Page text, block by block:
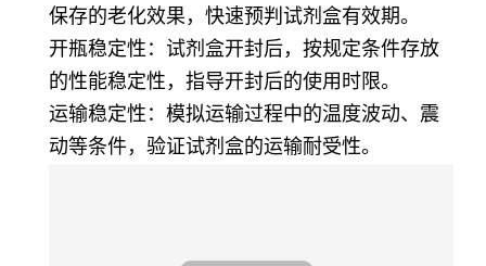
保存的老化效果，快速预判试剂盒有效期。
开瓶稳定性：试剂盒开封后，按规定条件存放
的性能稳定性，指导开封后的使用时限。
运输稳定性：模拟运输过程中的温度波动、震
动等条件，验证试剂盒的运输耐受性。